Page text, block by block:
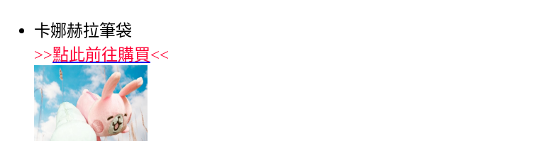
卡娜赫拉筆袋
>>點此前往購買<<